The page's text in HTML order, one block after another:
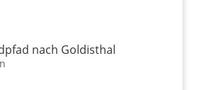
nach Goldisthal